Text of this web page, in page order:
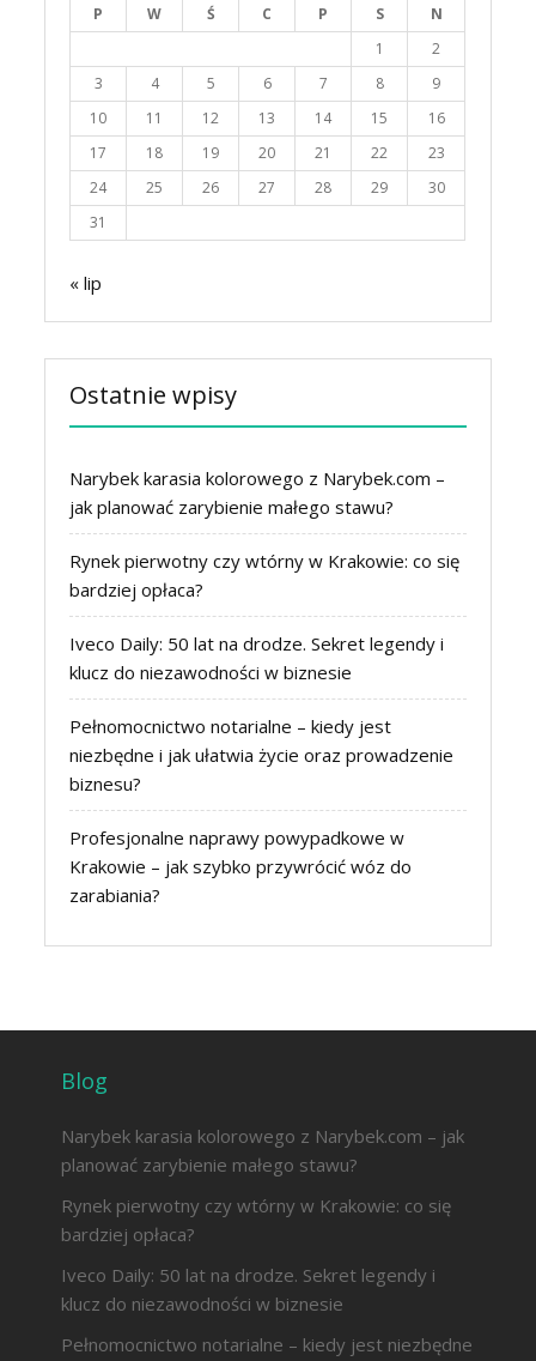
P W Ś C P S
N
1
2
3
4 5 6 7 8
9
10
11 12 13 14 15
16
17
18 19 20 21 22
23
24
25 26 27 28 29
30
31
« lip
Ostatnie wpisy
Narybek karasia kolorowego z Narybek.com –
jak planować zarybienie małego stawu?
Rynek pierwotny czy wtórny w Krakowie: co się
bardziej opłaca?
Iveco Daily: 50 lat na drodze. Sekret legendy i
klucz do niezawodności w biznesie
Pełnomocnictwo notarialne – kiedy jest
niezbędne i jak ułatwia życie oraz prowadzenie
biznesu?
Profesjonalne naprawy powypadkowe w
Krakowie – jak szybko przywrócić wóz do
zarabiania?
Blog
Narybek karasia kolorowego z Narybek.com – jak
planować zarybienie małego stawu?
Rynek pierwotny czy wtórny w Krakowie: co się
bardziej opłaca?
Iveco Daily: 50 lat na drodze. Sekret legendy i
klucz do niezawodności w biznesie
Pełnomocnictwo notarialne – kiedy jest niezbędne